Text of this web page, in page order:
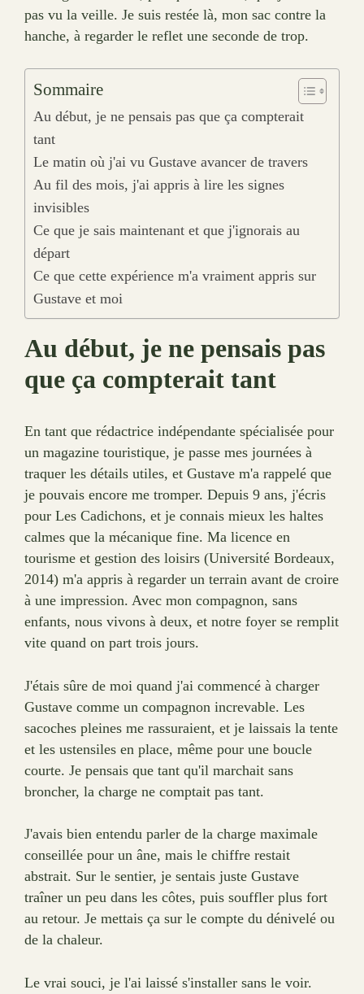
pas vu la veille. Je suis restée là, mon sac contre la
hanche, à regarder le reflet une seconde de trop.
Sommaire
Au début, je ne pensais pas que ça compterait
tant
Le matin où j'ai vu Gustave avancer de travers
Au fil des mois, j'ai appris à lire les signes
invisibles
Ce que je sais maintenant et que j'ignorais au
départ
Ce que cette expérience m'a vraiment appris sur
Gustave et moi
Au début, je ne pensais pas
que ça compterait tant
En tant que rédactrice indépendante spécialisée pour
un magazine touristique, je passe mes journées à
traquer les détails utiles, et Gustave m'a rappelé que
je pouvais encore me tromper. Depuis 9 ans, j'écris
pour Les Cadichons, et je connais mieux les haltes
calmes que la mécanique fine. Ma licence en
tourisme et gestion des loisirs (Université Bordeaux,
2014) m'a appris à regarder un terrain avant de croire
à une impression. Avec mon compagnon, sans
enfants, nous vivons à deux, et notre foyer se remplit
vite quand on part trois jours.
J'étais sûre de moi quand j'ai commencé à charger
Gustave comme un compagnon increvable. Les
sacoches pleines me rassuraient, et je laissais la tente
et les ustensiles en place, même pour une boucle
courte. Je pensais que tant qu'il marchait sans
broncher, la charge ne comptait pas tant.
J'avais bien entendu parler de la charge maximale
conseillée pour un âne, mais le chiffre restait
abstrait. Sur le sentier, je sentais juste Gustave
traîner un peu dans les côtes, puis souffler plus fort
au retour. Je mettais ça sur le compte du dénivelé ou
de la chaleur.
Le vrai souci, je l'ai laissé s'installer sans le voir.